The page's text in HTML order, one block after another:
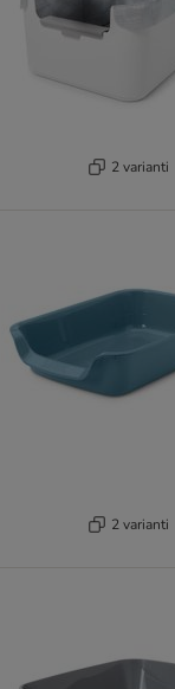
2 varianti
2 varianti